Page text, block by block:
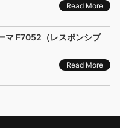
Read More
マ F7052（レスポンシブ
Read More